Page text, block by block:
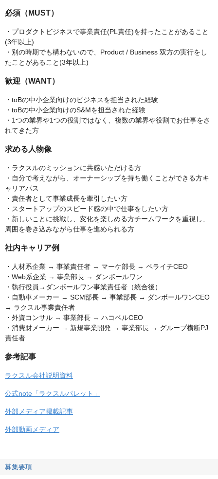
必須（MUST）
・プロダクトビジネスで事業責任(PL責任)を持ったことがあること
(3年以上)
・別の時期でも構わないので、Product / Business 双方の実行をし
たことがあること(3年以上)
歓迎（WANT）
・toBの中小企業向けのビジネスを担当された経験
・toBの中小企業向けのS&Mを担当された経験
・1つの業界や1つの役割ではなく、複数の業界や役割でお仕事をさ
れてきた方
求める人物像
・ラクスルのミッションに共感いただける方
・自分で考えながら、オーナーシップを持ち働くことができる方キ
ャリアパス
・責任者として事業成長を牽引したい方
・スタートアップのスピード感の中で仕事をしたい方
・新しいことに挑戦し、変化を楽しめる方チームワークを重視し、
周囲を巻き込みながら仕事を進められる方
社内キャリア例
・人材系企業 → 事業責任者 → マーケ部長 → ペライチCEO
・Web系企業 → 事業部長 → ダンボールワン
・執行役員→ダンボールワン事業責任者（統合後）
・自動車メーカー → SCM部長 → 事業部長 → ダンボールワンCEO
→ ラクスル事業責任者
・外資コンサル → 事業部長 → ハコベルCEO
・消費財メーカー → 新規事業開発 → 事業部長 → グループ横断PJ
責任者
参考記事
ラクスル会社説明資料
公式note「ラクスルパレット」
外部メディア掲載記事
外部動画メディア
募集要項